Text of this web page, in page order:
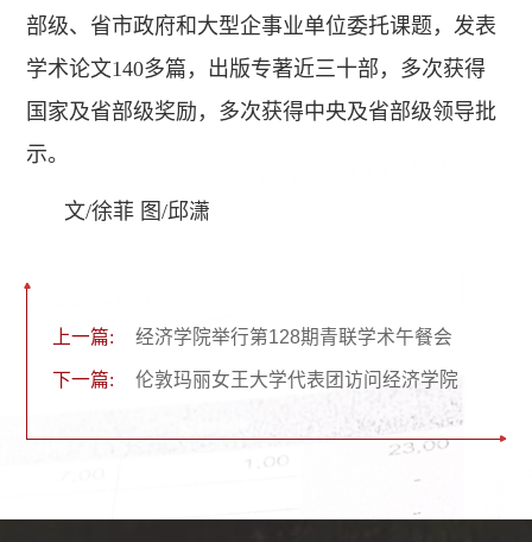
部级、省市政府和大型企事业单位委托课题，发表
学术论文140多篇，出版专著近三十部，多次获得
国家及省部级奖励，多次获得中央及省部级领导批
示。
文/徐菲 图/邱潇
上一篇: 经济学院举行第128期青联学术午餐会
下一篇: 伦敦玛丽女王大学代表团访问经济学院